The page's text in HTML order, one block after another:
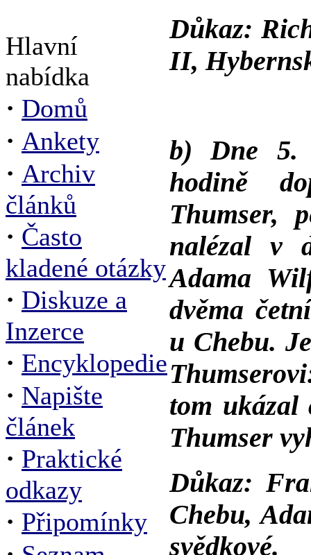
Hlavní
nabídka
· Domů
· Ankety
· Archiv
článků
· Často
kladené otázky
· Diskuze a
Inzerce
· Encyklopedie
· Napište
článek
· Praktické
odkazy
· Připomínky
Důkaz:
II,
b) Dne 5.
hodině
Thumser,
nalézal v
Adama
dvěma
u Chebu.
tom
Thumser
Důkaz:
Chebu,
svědkové.